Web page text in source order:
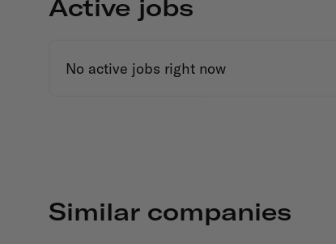
Active jobs
No active jobs right now
Similar companies